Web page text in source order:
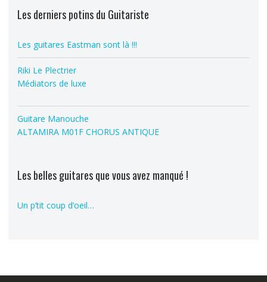
Les derniers potins du Guitariste
Les guitares Eastman sont là !!!
Riki Le Plectrier
Médiators de luxe
Guitare Manouche
ALTAMIRA M01F CHORUS ANTIQUE
Les belles guitares que vous avez manqué !
Un p’tit coup d’oeil…